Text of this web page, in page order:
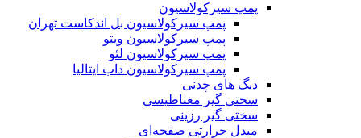
پمپ سیرکولاسیون
پمپ سیرکولاسیون بل اندکاست تهران
پمپ سیرکولاسیون ویتو
پمپ سیرکولاسیون لئو
پمپ سیرکولاسیون داب ایتالیا
دیگ های چدنی
سختی گیر مغناطیسی
سختی گیر رزینی
مبدل حرارتی صفحه‌ای